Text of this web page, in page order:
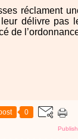
réclament
leur délivre
de
0